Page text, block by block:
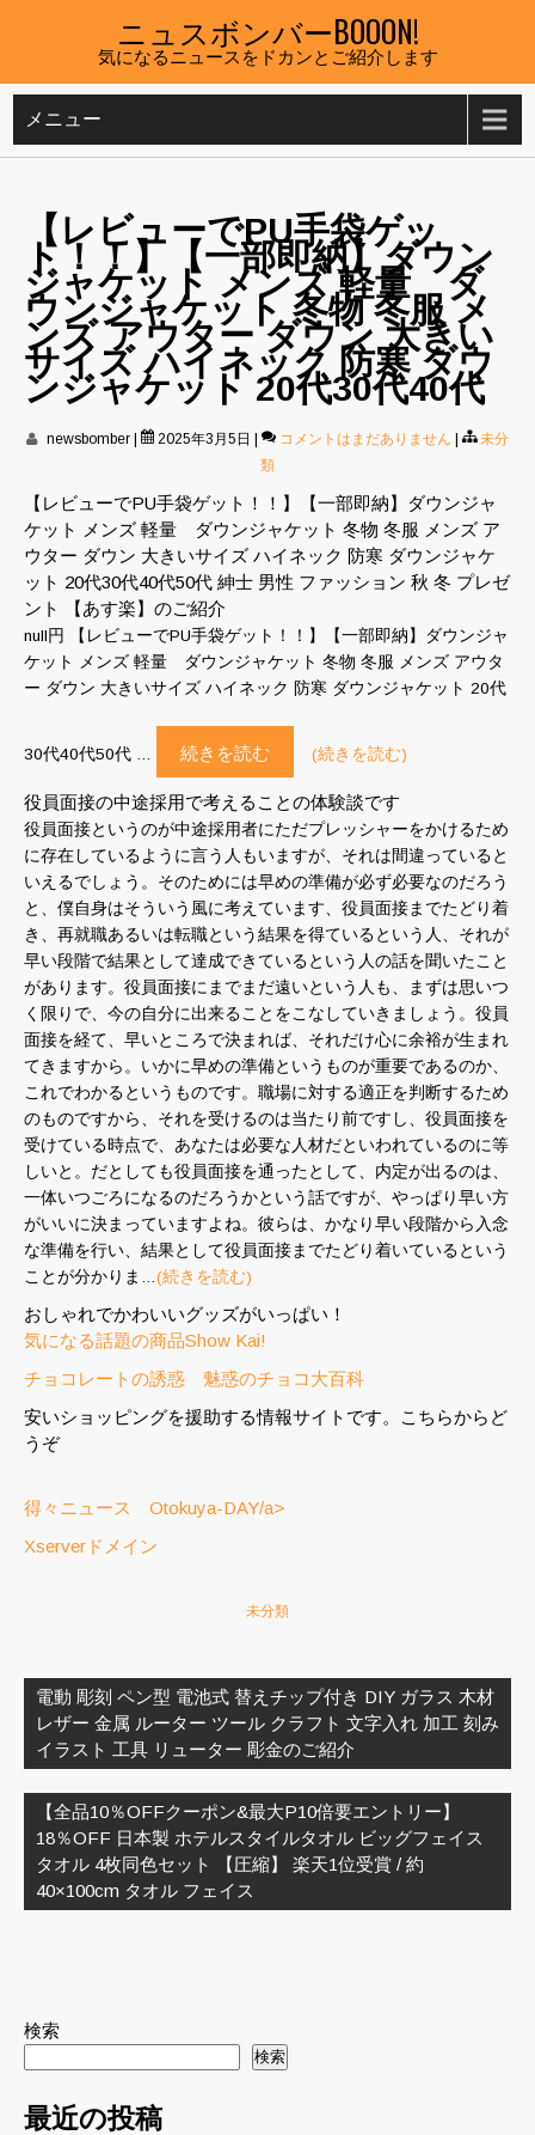
ニュスボンバーBOOON!
気になるニュースをドカンとご紹介します
メニュー
【レビューでPU手袋ゲッ
ト！！】【一部即納】ダウン
ジャケット メンズ 軽量 ダ
ウンジャケット 冬物 冬服 メ
ンズ アウター ダウン 大きい
サイズ ハイネック 防寒 ダウ
ンジャケット 20代30代40代
newsbomber 2025年3月5日 コメントはまだありません
未分
類
【レビューでPU手袋ゲット！！】【一部即納】ダウンジャ
ケット メンズ 軽量 ダウンジャケット 冬物 冬服 メンズ ア
ウター ダウン 大きいサイズ ハイネック 防寒 ダウンジャケ
ット 20代30代40代50代 紳士 男性 ファッション 秋 冬 プレゼ
ント 【あす楽】のご紹介
null円 【レビューでPU手袋ゲット！！】【一部即納】ダウンジャ
ケット メンズ 軽量 ダウンジャケット 冬物 冬服 メンズ アウタ
ー ダウン 大きいサイズ ハイネック 防寒 ダウンジャケット 20代
30代40代50代 … 続きを読む (続きを読む)
役員面接の中途採用で考えることの体験談です
役員面接というのが中途採用者にただプレッシャーをかけるため
に存在しているように言う人もいますが、それは間違っていると
いえるでしょう。そのためには早めの準備が必ず必要なのだろう
と、僕自身はそういう風に考えています、役員面接までたどり着
き、再就職あるいは転職という結果を得ているという人、それが
早い段階で結果として達成できているという人の話を聞いたこと
があります。役員面接にまでまだ遠いという人も、まずは思いつ
く限りで、今の自分に出来ることをこなしていきましょう。役員
面接を経て、早いところで決まれば、それだけ心に余裕が生まれ
てきますから。いかに早めの準備というものが重要であるのか、
これでわかるというものです。職場に対する適正を判断するため
のものですから、それを受けるのは当たり前ですし、役員面接を
受けている時点で、あなたは必要な人材だといわれているのに等
しいと。だとしても役員面接を通ったとして、内定が出るのは、
一体いつごろになるのだろうかという話ですが、やっぱり早い方
がいいに決まっていますよね。彼らは、かなり早い段階から入念
な準備を行い、結果として役員面接までたどり着いているという
ことが分かりま…(続きを読む)
おしゃれでかわいいグッズがいっぱい！
気になる話題の商品Show Kai!
チョコレートの誘惑 魅惑のチョコ大百科
安いショッピングを援助する情報サイトです。こちらからど
うぞ
得々ニュース Otokuya-DAY/a>
Xserverドメイン
未分類
稿
ナ
ビ
ゲ
ー
シ
ョ
ン
電動 彫刻 ペン型 電池式 替えチップ付き DIY ガラス 木材
レザー 金属 ルーター ツール クラフト 文字入れ 加工 刻み
イラスト 工具 リューター 彫金のご紹介
【全品10％OFFクーポン&最大P10倍要エントリー】
18％OFF 日本製 ホテルスタイルタオル ビッグフェイス
タオル 4枚同色セット 【圧縮】 楽天1位受賞 / 約
40×100cm タオル フェイス
検索
検索
最近の投稿